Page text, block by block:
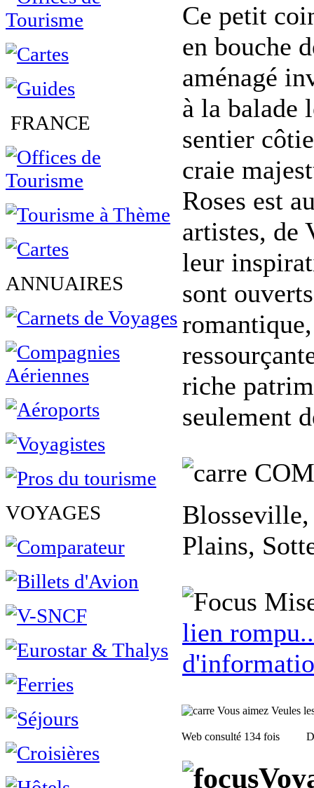
FRANCE
ANNUAIRES
VOYAGES
Ce petit
en bouche
aménagé
à la balade
sentier
craie
Roses est
artistes, de
leur
sont
riche
seulement
Plains,
lien
Vous aimez Veules
Web consulté 134 fois